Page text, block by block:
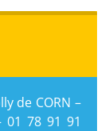
de CORN –
01 78 91 91